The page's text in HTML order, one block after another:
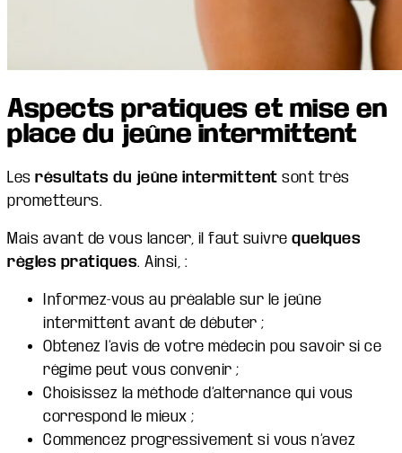
Aspects pratiques et mise en
place du jeûne intermittent
Les résultats du jeûne intermittent sont très
prometteurs.
Mais avant de vous lancer, il faut suivre quelques
règles pratiques. Ainsi, :
Informez-vous au préalable sur le jeûne
intermittent avant de débuter ;
Obtenez l’avis de votre médecin pou savoir si ce
régime peut vous convenir ;
Choisissez la méthode d’alternance qui vous
correspond le mieux ;
Commencez progressivement si vous n’avez